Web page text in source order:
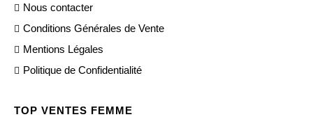
Nous contacter
Conditions Générales de Vente
Mentions Légales
Politique de Confidentialité
TOP VENTES FEMME